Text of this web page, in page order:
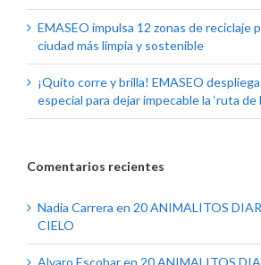
EMASEO impulsa 12 zonas de reciclaje
ciudad más limpia y sostenible
¡Quito corre y brilla! EMASEO
especial para dejar impecable la ‘ruta de
Comentarios recientes
Nadia Carrera en 20 ANIMALITOS
CIELO